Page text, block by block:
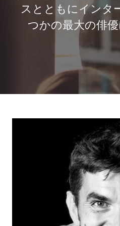
スとともにインタ
つかの最大の俳優